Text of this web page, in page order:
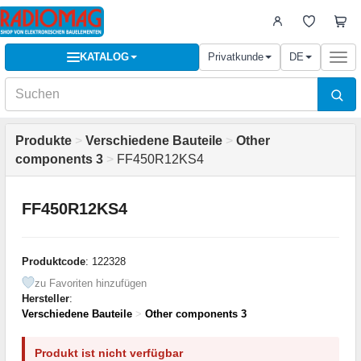
KATALOG Privatkunde DE
Produkte > Verschiedene Bauteile > Other
components 3 > FF450R12KS4
FF450R12KS4
Produktcode: 122328
zu Favoriten hinzufügen
Hersteller:
Verschiedene Bauteile > Other components 3
Produkt ist nicht verfügbar